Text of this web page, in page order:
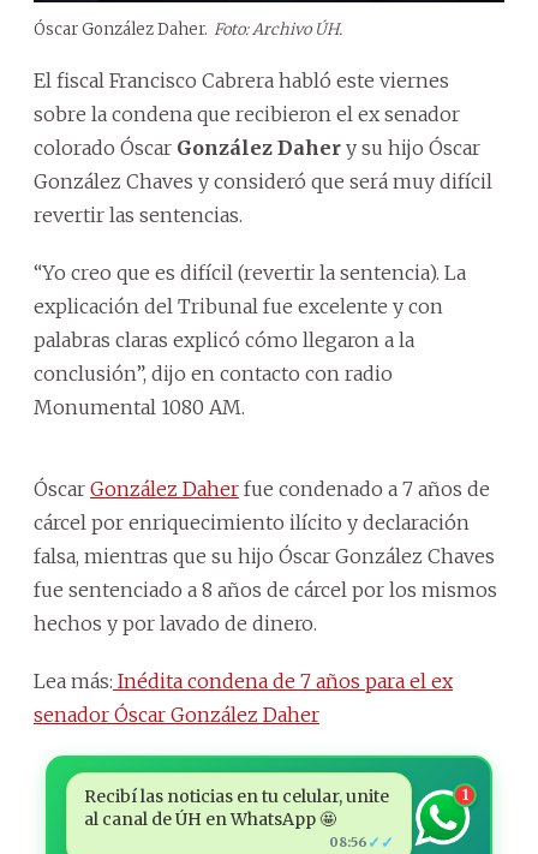
Óscar González Daher. Foto: Archivo ÚH.
El fiscal Francisco Cabrera habló este viernes
sobre la condena que recibieron el ex senador
colorado Óscar González Daher y su hijo Óscar
González Chaves y consideró que será muy difícil
revertir las sentencias.
“Yo creo que es difícil (revertir la sentencia). La
explicación del Tribunal fue excelente y con
palabras claras explicó cómo llegaron a la
conclusión”, dijo en contacto con radio
Monumental 1080 AM.
Óscar González Daher fue condenado a 7 años de
cárcel por enriquecimiento ilícito y declaración
falsa, mientras que su hijo Óscar González Chaves
fue sentenciado a 8 años de cárcel por los mismos
hechos y por lavado de dinero.
Lea más: Inédita condena de 7 años para el ex
senador Óscar González Daher
Recibí las noticias en tu celular, unite
al canal de ÚH en WhatsApp 🤩
08:56 ✓✓
1